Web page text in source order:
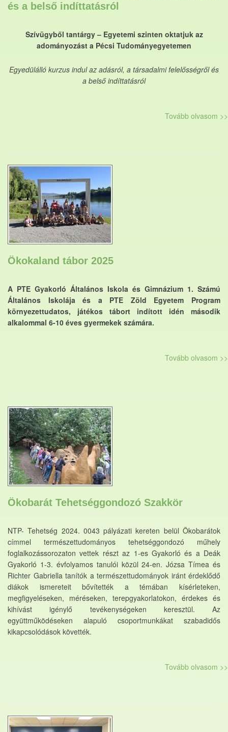
és a belső indíttatásról
Szívügyből tantárgy – Egyetemi szinten oktatjuk az
adományozást a Pécsi Tudományegyetemen
Egyedülálló kurzus indul az adásról, a társadalmi felelősségről és
a belső indíttatásról
Tovább olvasom >>
Ökokaland tábor 2025
A PTE Gyakorló Általános Iskola és Gimnázium 1. Számú
Általános Iskolája és a PTE Zöld Egyetem Program
környezettudatos, játékos tábort indított idén második
alkalommal 6-10 éves gyermekek számára.
Tovább olvasom >>
Ökobarát Tehetséggondozó Szakkör
NTP- Tehetség 2024. 0043 pályázati kereten belül Ökobarátok
címmel természettudományos tehetséggondozó műhely
foglalkozássorozaton vettek részt az 1-es Gyakorló és a Deák
Gyakorló 1-3. évfolyamos tanulói közül 24-en. Józsa Tímea és
Richter Gabriella tanítók a természettudományok iránt érdeklődő
diákok ismereteit bővítették a témában kísérleteken,
megfigyeléseken, méréseken, terepgyakorlatokon, érdekes és
kihívást igénylő tevékenységeken keresztül. Az
együttműködéseken alapuló csoportmunkákat szabadidős
kikapcsolódások követték.
Tovább olvasom >>